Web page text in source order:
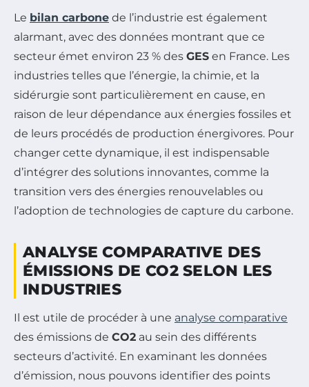
Le bilan carbone de l’industrie est également
alarmant, avec des données montrant que ce
secteur émet environ 23 % des GES en France. Les
industries telles que l’énergie, la chimie, et la
sidérurgie sont particulièrement en cause, en
raison de leur dépendance aux énergies fossiles et
de leurs procédés de production énergivores. Pour
changer cette dynamique, il est indispensable
d’intégrer des solutions innovantes, comme la
transition vers des énergies renouvelables ou
l’adoption de technologies de capture du carbone.
ANALYSE COMPARATIVE DES
ÉMISSIONS DE CO2 SELON LES
INDUSTRIES
Il est utile de procéder à une analyse comparative
des émissions de CO2 au sein des différents
secteurs d’activité. En examinant les données
d’émission, nous pouvons identifier des points